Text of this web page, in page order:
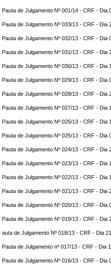
Pauta de Julgamento Nº 001/14 - CRF - Dia
Pauta de Julgamento Nº 033/13 - CRF - Dia
Pauta de Julgamento Nº 032/13 - CRF - Dia
Pauta de Julgamento Nº 031/13 - CRF - Dia
Pauta de Julgamento Nº 030/13 - CRF - Dia
Pauta de Julgamento Nº 029/13 - CRF - Dia
Pauta de Julgamento Nº 028/13 - CRF - Dia
Pauta de Julgamento Nº 027/13 - CRF - Dia
Pauta de Julgamento Nº 026/13 - CRF - Dia
Pauta de Julgamento Nº 025/13 - CRF - Dia
Pauta de Julgamento Nº 024/13 - CRF - Dia
Pauta de Julgamento Nº 023/13 - CRF - Dia
Pauta de Julgamento Nº 022/13 - CRF - Dia
Pauta de Julgamento Nº 021/13 - CRF - Dia
Pauta de Julgamento Nº 020/13 - CRF - Dia
Pauta de Julgamento Nº 019/13 - CRF - Dia
auta de Julgamento Nº 018/13 - CRF - Dia
Pauta de Julgamento nº 017/13 - CRF - Dia
Pauta de Julgamento Nº 016/13 - CRF - Dia